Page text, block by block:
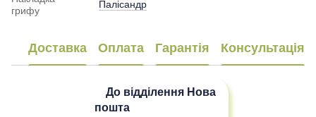
грифу
Палісандр
Доставка Оплата Гарантія Консультація
До відділення Нова
пошта